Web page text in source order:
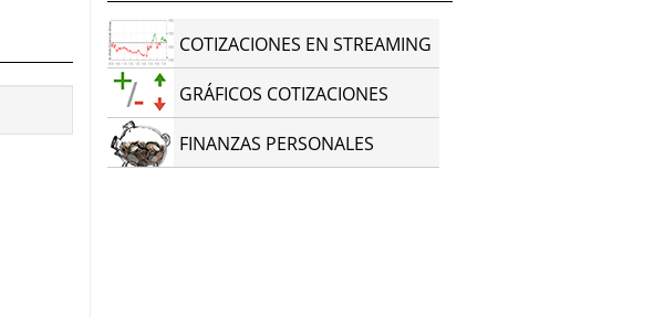
COTIZACIONES EN STREAMING
GRÁFICOS COTIZACIONES
FINANZAS PERSONALES